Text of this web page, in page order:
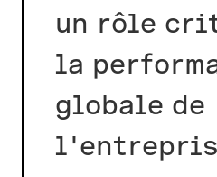
un rôle
la
globale de